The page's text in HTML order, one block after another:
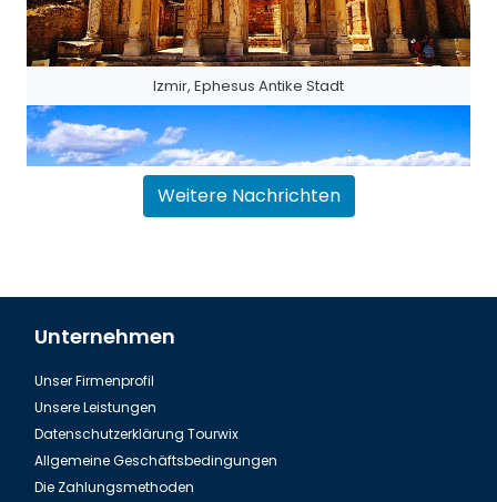
Izmir, Ephesus Antike Stadt
Weitere Nachrichten
Unternehmen
Unser Firmenprofil
Unsere Leistungen
Datenschutzerklärung Tourwix
Allgemeine Geschäftsbedingungen
Die Zahlungsmethoden